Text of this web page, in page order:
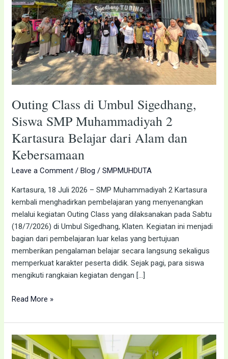
Outing Class di Umbul Sigedhang,
Siswa SMP Muhammadiyah 2
Kartasura Belajar dari Alam dan
Kebersamaan
Leave a Comment / Blog /SMPMUHDUTA
Kartasura, 18 Juli 2026 – SMP Muhammadiyah 2 Kartasura
kembali menghadirkan pembelajaran yang menyenangkan
melalui kegiatan Outing Class yang dilaksanakan pada Sabtu
(18/7/2026) di Umbul Sigedhang, Klaten. Kegiatan ini menjadi
bagian dari pembelajaran luar kelas yang bertujuan
memberikan pengalaman belajar secara langsung sekaligus
memperkuat karakter peserta didik. Sejak pagi, para siswa
mengikuti rangkaian kegiatan dengan […]
SMP
Muhammadiyah
2
Kartasura
Belajar
dari
Alam
Kebersamaan
Read More »
SMP
MUHDUTA